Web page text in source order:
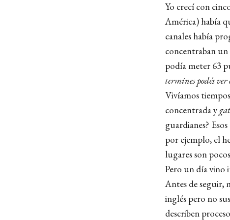
Yo crecí con
América) había
canales había
concentraban
podía meter 63
termines podés ver
Vivíamos
concentrada y
guardianes?
por ejemplo, el
lugares son
Pero un día vino
Antes de seguir,
inglés pero no
describen